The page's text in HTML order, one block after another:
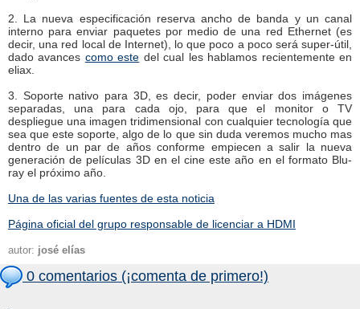
2. La nueva especificación reserva ancho de banda y un canal
interno para enviar paquetes por medio de una red Ethernet (es
decir, una red local de Internet), lo que poco a poco será super-útil,
dado avances como este del cual les hablamos recientemente en
eliax.
3. Soporte nativo para 3D, es decir, poder enviar dos imágenes
separadas, una para cada ojo, para que el monitor o TV
despliegue una imagen tridimensional con cualquier tecnología que
sea que este soporte, algo de lo que sin duda veremos mucho mas
dentro de un par de años conforme empiecen a salir la nueva
generación de películas 3D en el cine este año en el formato Blu-
ray el próximo año.
Una de las varias fuentes de esta noticia
Página oficial del grupo responsable de licenciar a HDMI
autor: josé elías
0 comentarios (¡comenta de primero!)